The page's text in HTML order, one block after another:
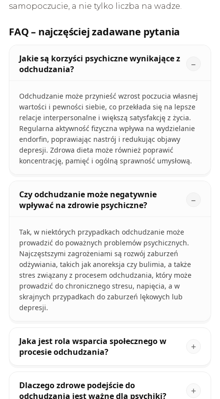
samopoczucie, a nie tylko liczba na wadze.
FAQ – najczęściej zadawane pytania
Jakie są korzyści psychiczne wynikające z
odchudzania?
Odchudzanie może przynieść wzrost poczucia własnej
wartości i pewności siebie, co przekłada się na lepsze
relacje interpersonalne i większą satysfakcję z życia.
Regularna aktywność fizyczna wpływa na wydzielanie
endorfin, poprawiając nastrój i redukując objawy
depresji. Zdrowa dieta może również poprawić
koncentrację, pamięć i ogólną sprawność umysłową.
Czy odchudzanie może negatywnie
wpływać na zdrowie psychiczne?
Tak, w niektórych przypadkach odchudzanie może
prowadzić do poważnych problemów psychicznych.
Najczęstszymi zagrożeniami są rozwój zaburzeń
odżywiania, takich jak anoreksja czy bulimia, a także
stres związany z procesem odchudzania, który może
prowadzić do chronicznego stresu, napięcia, a w
skrajnych przypadkach do zaburzeń lękowych lub
depresji.
Jaka jest rola wsparcia społecznego w
procesie odchudzania?
Dlaczego zdrowe podejście do
odchudzania jest ważne dla psychiki?